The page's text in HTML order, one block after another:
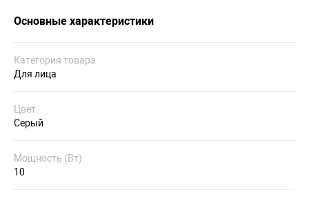
Основные характеристики
Категория товара
Для лица
Цвет
Серый
Мощность (Вт)
10